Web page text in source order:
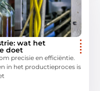
wat het
doet
precisie en efficiëntie.
in het productieproces is